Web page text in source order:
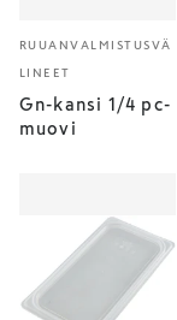
RUUANVALMISTUSVÄ
LINEET
Gn-kansi 1/4 pc-
muovi